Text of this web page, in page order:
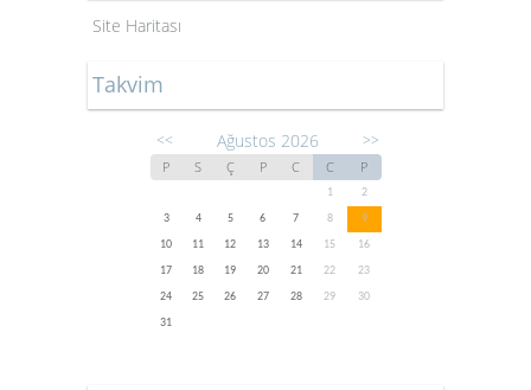
Site Haritası
Takvim
<< Ağustos 2026 >>
P S Ç P C C P
1
2
3
4 5 6 7 8
9
10
11 12 13 14 15
16
17
18 19 20 21 22
23
24
25 26 27 28 29
30
31